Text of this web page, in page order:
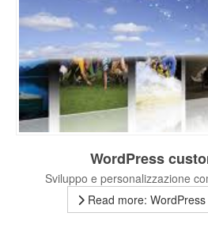
WordPress
Sviluppo e personalizzazione
Read more: WordPress